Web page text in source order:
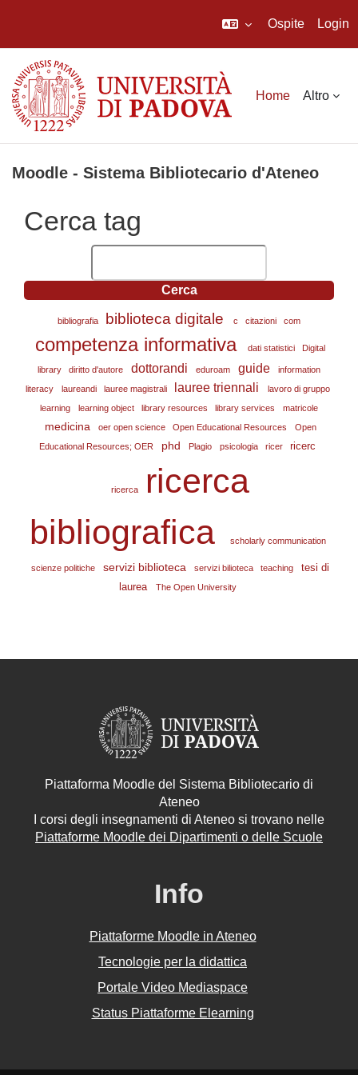
Ospite Login
Home Altro
Moodle - Sistema Bibliotecario d'Ateneo
Cerca tag
bibliografia biblioteca digitale c citazioni com
competenza informativa dati statistici Digital
library diritto d'autore dottorandi eduroam guide
information
literacy
laureandi lauree magistrali lauree triennali
lavoro di gruppo
learning
learning object library resources library services matricole
medicina oer open science Open Educational Resources
Open
Educational Resources; OER
phd Plagio psicologia ricer ricerc
ricerca
ricerca
bibliografica
scholarly communication
scienze politiche servizi biblioteca servizi bilioteca teaching
tesi di
laurea
The Open University
Piattaforma Moodle del Sistema Bibliotecario di
Ateneo
I corsi degli insegnamenti di Ateneo si trovano nelle
Piattaforme Moodle dei Dipartimenti o delle Scuole
Info
Piattaforme Moodle in Ateneo
Tecnologie per la didattica
Portale Video Mediaspace
Status Piattaforme Elearning